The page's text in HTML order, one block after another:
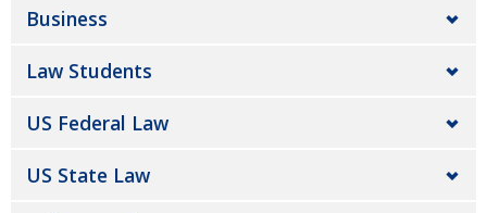
Business
Law Students
US Federal Law
US State Law